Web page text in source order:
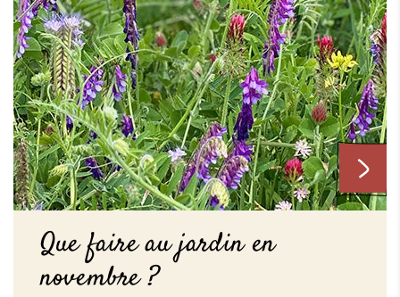
Que faire au jardin en
novembre ?